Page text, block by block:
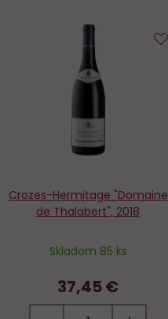
Crozes-Hermitage "Domaine
de Thalabert", 2018
Skladom 85 ks
37,45 €